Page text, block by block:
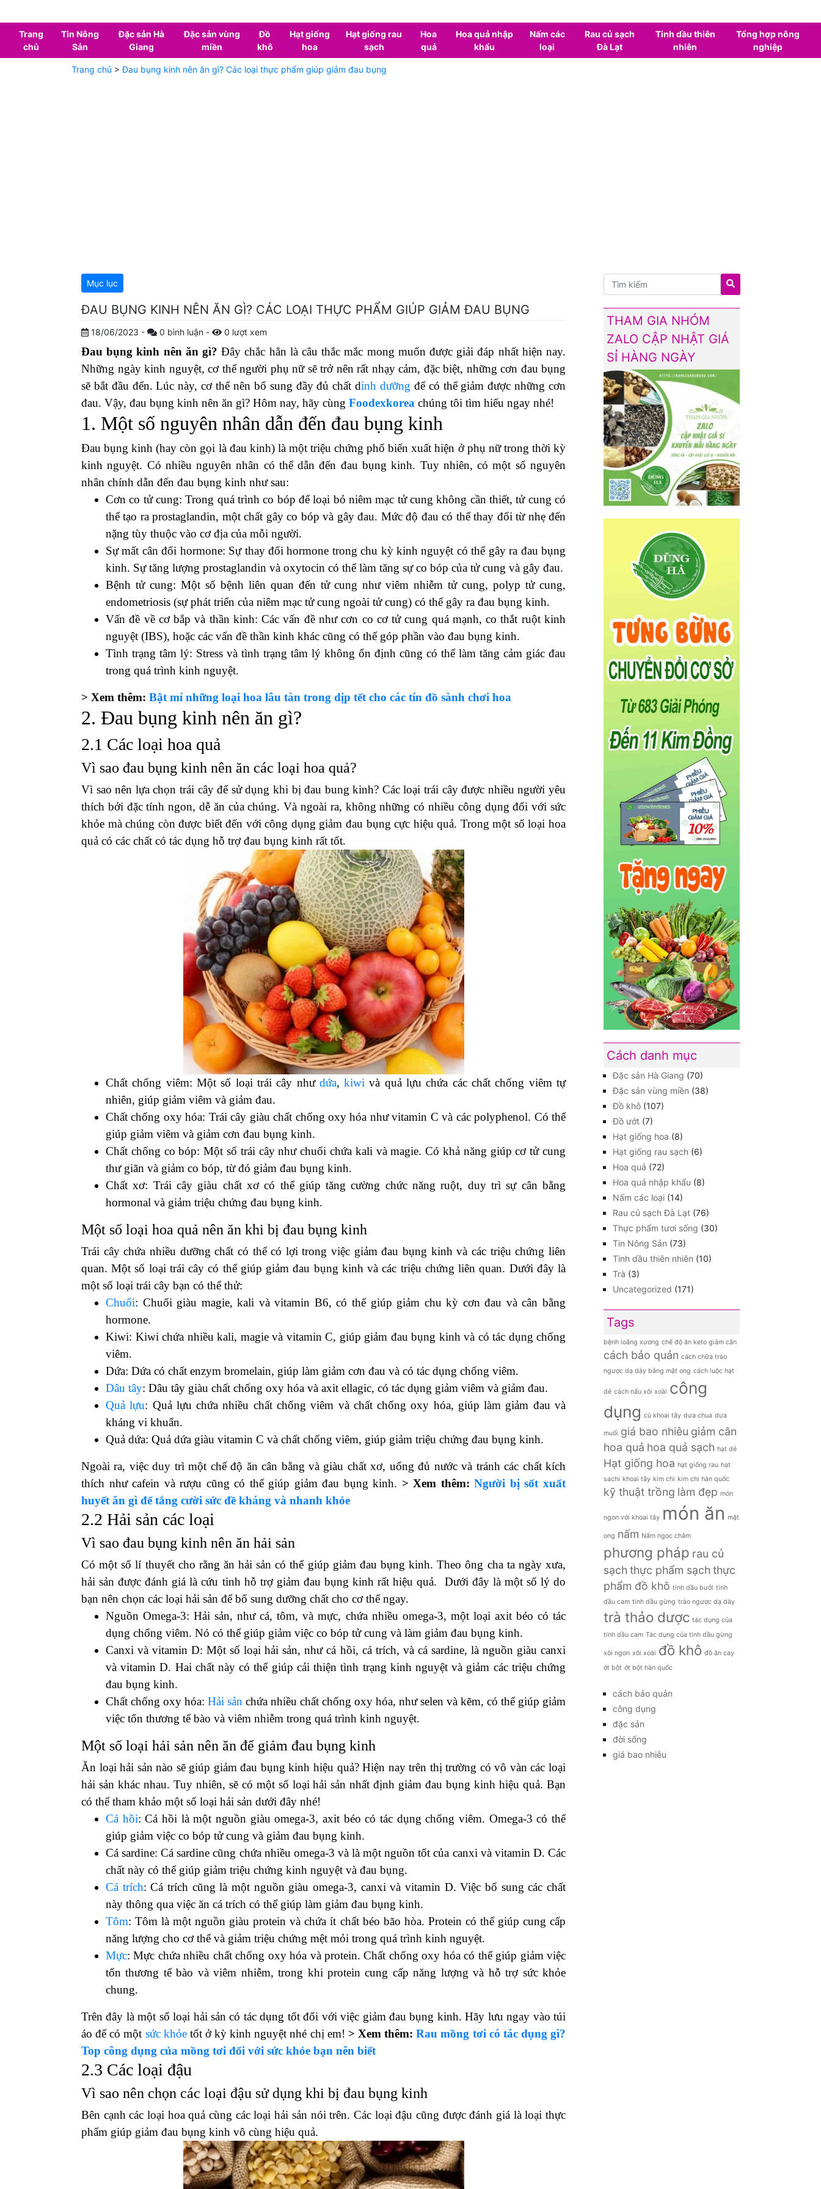
Trang
chủ
Tin Nông
Sản
Đặc sản Hà
Giang
Đặc sản vùng
miền
Đồ
khô
Hạt giống
hoa
Hạt giống rau
sạch
Hoa
quả
Hoa quả nhập
khẩu
Nấm các
loại
Rau củ sạch
Đà Lạt
Tinh dầu thiên
nhiên
Tổng hợp nông
nghiệp
Trang chủ >Đau bụng kinh nên ăn gì? Các loại thực phẩm giúp giảm đau bụng
Mục lục
ĐAU BỤNG KINH NÊN ĂN GÌ? CÁC LOẠI THỰC PHẨM GIÚP GIẢM ĐAU BỤNG
18/06/2023 - 0 bình luận - 0 lượt xem
Đau bụng kinh nên ăn gì? Đây chắc hẳn là câu thắc mắc mong muốn được giải đáp nhất hiện nay.
Những ngày kinh nguyệt, cơ thể người phụ nữ sẽ trở nên rất nhạy cảm, đặc biệt, những cơn đau bụng
sẽ bắt đầu đến. Lúc này, cơ thể nên bổ sung đầy đủ chất dinh dưỡng để có thể giảm được những cơn
đau. Vậy, đau bụng kinh nên ăn gì? Hôm nay, hãy cùng Foodexkorea chúng tôi tìm hiểu ngay nhé!
1. Một số nguyên nhân dẫn đến đau bụng kinh
Đau bụng kinh (hay còn gọi là đau kinh) là một triệu chứng phổ biến xuất hiện ở phụ nữ trong thời kỳ
kinh nguyệt. Có nhiều nguyên nhân có thể dẫn đến đau bụng kinh. Tuy nhiên, có một số nguyên
nhân chính dẫn đến đau bụng kinh như sau:
Cơn co tử cung: Trong quá trình co bóp để loại bỏ niêm mạc tử cung không cần thiết, tử cung có
thể tạo ra prostaglandin, một chất gây co bóp và gây đau. Mức độ đau có thể thay đổi từ nhẹ đến
nặng tùy thuộc vào cơ địa của mỗi người.
Sự mất cân đối hormone: Sự thay đổi hormone trong chu kỳ kinh nguyệt có thể gây ra đau bụng
kinh. Sự tăng lượng prostaglandin và oxytocin có thể làm tăng sự co bóp của tử cung và gây đau.
Bệnh tử cung: Một số bệnh liên quan đến tử cung như viêm nhiễm tử cung, polyp tử cung,
endometriosis (sự phát triển của niêm mạc tử cung ngoài tử cung) có thể gây ra đau bụng kinh.
Vấn đề về cơ bắp và thần kinh: Các vấn đề như cơn co cơ tử cung quá mạnh, co thắt ruột kinh
nguyệt (IBS), hoặc các vấn đề thần kinh khác cũng có thể góp phần vào đau bụng kinh.
Tình trạng tâm lý: Stress và tình trạng tâm lý không ổn định cũng có thể làm tăng cảm giác đau
trong quá trình kinh nguyệt.
> Xem thêm: Bật mí những loại hoa lâu tàn trong dịp tết cho các tín đồ sành chơi hoa
2. Đau bụng kinh nên ăn gì?
2.1 Các loại hoa quả
Vì sao đau bụng kinh nên ăn các loại hoa quả?
Vì sao nên lựa chọn trái cây để sử dụng khi bị đau bung kinh? Các loại trái cây được nhiều người yêu
thích bởi đặc tính ngon, dễ ăn của chúng. Và ngoài ra, không những có nhiều công dụng đối với sức
khỏe mà chúng còn được biết đến với công dụng giảm đau bụng cực hiệu quả. Trong một số loại hoa
quả có các chất có tác dụng hỗ trợ đau bụng kinh rất tốt.
Chất chống viêm: Một số loại trái cây như dứa,kiwi và quả lựu chứa các chất chống viêm tự
nhiên, giúp giảm viêm và giảm đau.
Chất chống oxy hóa: Trái cây giàu chất chống oxy hóa như vitamin C và các polyphenol. Có thể
giúp giảm viêm và giảm cơn đau bụng kinh.
Chất chống co bóp: Một số trái cây như chuối chứa kali và magie. Có khả năng giúp cơ tử cung
thư giãn và giảm co bóp, từ đó giảm đau bụng kinh.
Chất xơ: Trái cây giàu chất xơ có thể giúp tăng cường chức năng ruột, duy trì sự cân bằng
hormonal và giảm triệu chứng đau bụng kinh.
Một số loại hoa quả nên ăn khi bị đau bụng kinh
Trái cây chứa nhiều dưỡng chất có thể có lợi trong việc giảm đau bụng kinh và các triệu chứng liên
quan. Một số loại trái cây có thể giúp giảm đau bụng kinh và các triệu chứng liên quan. Dưới đây là
một số loại trái cây bạn có thể thử:
Chuối: Chuối giàu magie, kali và vitamin B6, có thể giúp giảm chu kỳ cơn đau và cân bằng
hormone.
Kiwi: Kiwi chứa nhiều kali, magie và vitamin C, giúp giảm đau bụng kinh và có tác dụng chống
viêm.
Dứa: Dứa có chất enzym bromelain, giúp làm giảm cơn đau và có tác dụng chống viêm.
Dâu tây: Dâu tây giàu chất chống oxy hóa và axit ellagic, có tác dụng giảm viêm và giảm đau.
Quả lựu: Quả lựu chứa nhiều chất chống viêm và chất chống oxy hóa, giúp làm giảm đau và
kháng vi khuẩn.
Quả dứa: Quả dứa giàu vitamin C và chất chống viêm, giúp giảm triệu chứng đau bụng kinh.
Ngoài ra, việc duy trì một chế độ ăn cân bằng và giàu chất xơ, uống đủ nước và tránh các chất kích
thích như cafein và rượu cũng có thể giúp giảm đau bụng kinh. > Xem thêm: Người bị sốt xuất
huyết ăn gì để tắng cười sức đề kháng và nhanh khỏe
2.2 Hải sản các loại
Vì sao đau bụng kinh nên ăn hải sản
Có một số lí thuyết cho rằng ăn hải sản có thể giúp giảm đau bụng kinh. Theo ông cha ta ngày xưa,
hải sản được đánh giá là cứu tinh hỗ trợ giảm đau bụng kinh rất hiệu quả. Dưới đây là một số lý do
bạn nên chọn các loại hải sản để bổ sung dưỡng chất cho cơ thể ngay.
Nguồn Omega-3: Hải sản, như cá, tôm, và mực, chứa nhiều omega-3, một loại axit béo có tác
dụng chống viêm. Nó có thể giúp giảm việc co bóp tử cung và làm giảm đau bụng kinh.
Canxi và vitamin D: Một số loại hải sản, như cá hồi, cá trích, và cá sardine, là nguồn giàu canxi
và vitamin D. Hai chất này có thể giúp cải thiện tình trạng kinh nguyệt và giảm các triệu chứng
đau bụng kinh.
Chất chống oxy hóa: Hải sản chứa nhiều chất chống oxy hóa, như selen và kẽm, có thể giúp giảm
việc tổn thương tế bào và viêm nhiễm trong quá trình kinh nguyệt.
Một số loại hải sản nên ăn để giảm đau bụng kinh
Ăn loại hải sản nào sẽ giúp giảm đau bụng kinh hiệu quả? Hiện nay trên thị trường có vô vàn các loại
hải sản khác nhau. Tuy nhiên, sẽ có một số loại hải sản nhất định giảm đau bụng kinh hiệu quả. Bạn
có thể tham khảo một số loại hải sản dưới đây nhé!
Cá hồi: Cá hồi là một nguồn giàu omega-3, axit béo có tác dụng chống viêm. Omega-3 có thể
giúp giảm việc co bóp tử cung và giảm đau bụng kinh.
Cá sardine: Cá sardine cũng chứa nhiều omega-3 và là một nguồn tốt của canxi và vitamin D. Các
chất này có thể giúp giảm triệu chứng kinh nguyệt và đau bụng.
Cá trích: Cá trích cũng là một nguồn giàu omega-3, canxi và vitamin D. Việc bổ sung các chất
này thông qua việc ăn cá trích có thể giúp làm giảm đau bụng kinh.
Tôm: Tôm là một nguồn giàu protein và chứa ít chất béo bão hòa. Protein có thể giúp cung cấp
năng lượng cho cơ thể và giảm triệu chứng mệt mỏi trong quá trình kinh nguyệt.
Mực: Mực chứa nhiều chất chống oxy hóa và protein. Chất chống oxy hóa có thể giúp giảm việc
tổn thương tế bào và viêm nhiễm, trong khi protein cung cấp năng lượng và hỗ trợ sức khỏe
chung.
Trên đây là một số loại hải sản có tác dụng tốt đối với việc giảm đau bụng kinh. Hãy lưu ngay vào túi
áo để có một sức khỏetốt ở kỳ kinh nguyệt nhé chị em! > Xem thêm: Rau mồng tơi có tác dụng gì?
Top công dụng của mồng tơi đối với sức khỏe bạn nên biết
2.3 Các loại đậu
Vì sao nên chọn các loại đậu sử dụng khi bị đau bụng kinh
Bên cạnh các loại hoa quả cùng các loại hải sản nói trên. Các loại đậu cũng được đánh giá là loại thực
phẩm giúp giảm đau bụng kinh vô cùng hiệu quả.
THAM GIA NHÓM
ZALO CẬP NHẬT GIÁ
SỈ HÀNG NGÀY
Cách danh mục
Đặc sản Hà Giang (70)
Đặc sản vùng miền (38)
Đồ khô (107)
Đồ ướt (7)
Hạt giống hoa (8)
Hạt giống rau sạch (6)
Hoa quả (72)
Hoa quả nhập khẩu (8)
Nấm các loại (14)
Rau củ sạch Đà Lạt (76)
Thực phẩm tươi sống (30)
Tin Nông Sản (73)
Tinh dầu thiên nhiên (10)
Trà (3)
Uncategorized (171)
Tags
bệnh loãng xương chế độ ăn keto giảm cân
cách bảo quản cách chữa trào
ngược dạ dày bằng mật ong cách luộc hạt
dẻ cách nấu xôi xoài công
dụng củ khoai tây dưa chua dưa
muối giá bao nhiêu giảm cân
hoa quả hoa quả sạch hạt dẻ
Hạt giống hoa hạt giống rau hạt
sachi khoai tây kim chi kim chi hàn quốc
kỹ thuật trồng làm đẹp món
ngon với khoai tây món ăn mật
ong nấm Nấm ngọc châm
phương pháp rau củ
sạch thực phẩm sạch thực
phẩm đồ khô tinh dầu bưởi tinh
dầu cam tinh dầu gừng trào ngược dạ dày
trà thảo dược tác dụng của
tinh dầu cam Tác dụng của tinh dầu gừng
xôi ngon xôi xoài đồ khô đồ ăn cay
ớt bột ớt bột hàn quốc
cách bảo quản
công dụng
đặc sản
đời sống
giá bao nhiêu